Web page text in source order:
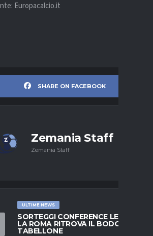
Europacalcio.it
SHARE ON FACEBOOK
Zemania Staff
Zemania Staff
ULTIME NEWS
SORTEGGI CONFERENCE LEAGUE,
LA ROMA RITROVA IL BODO: IL
TABELLONE